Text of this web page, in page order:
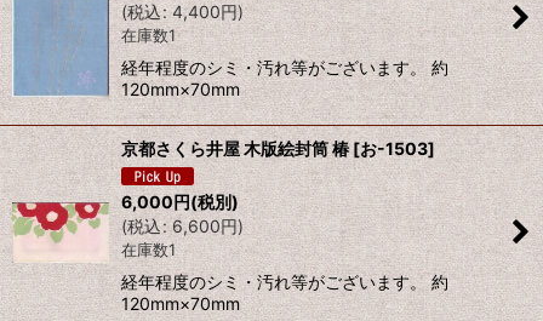
(税込: 4,400円)
在庫数1
経年程度のシミ・汚れ等がございます。 約
120mm×70mm
京都さくら井屋 木版絵封筒 椿 [お-1503]
6,000円(税別)
(税込: 6,600円)
在庫数1
経年程度のシミ・汚れ等がございます。 約
120mm×70mm